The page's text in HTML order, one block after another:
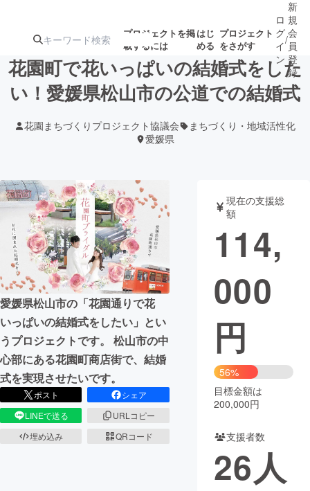
プロジェクトを掲
載するには
はじ
める
プロジェクト
をさがす
人気のプロ
ジェクト
ターン
注目の新着プロ
ジェクト
募集終了が近いプ
ロジェクト
もうすぐ公開
されます
アート・写真
テクノロジー・ガジェット
映像・映画 書籍・雑誌
ビジネス・起業 チャレンジ
まちづくり・地域活性化
CAMPFIRE for Social Good
CAMPFIRE Creation
CAMPFIREふるさと納税machi-ya コミュニティ
ロ
グ
イ
ン
/
新
規
会
員
登
録
花園町で花いっぱいの結婚式をした
い！愛媛県松山市の公道での結婚式
花園まちづくりプロジェクト協議会
まちづくり・地域活性化
愛媛県
愛媛県松山市の「花園通りで花
いっぱいの結婚式をしたい」とい
うプロジェクトです。 松山市の中
心部にある花園町商店街で、結婚
式を実現させたいです。
ポスト
シェア
LINEで送る
URLコピー
埋め込み
QRコード
現在の支援総
額
114,
000
円
56%
目標金額は
200,000円
支援者数
26人